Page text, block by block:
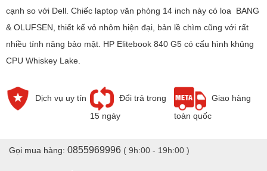
cạnh so với Dell. Chiếc laptop văn phòng 14 inch này có loa BANG
& OLUFSEN, thiết kế vỏ nhôm hiện đại, bản lề chìm cũng với rất
nhiều tính năng bảo mật. HP Elitebook 840 G5 có cấu hình khủng
CPU Whiskey Lake.
Dịch vụ uy tín
Đổi trả trong
15 ngày
Giao hàng
toàn quốc
Gọi mua hàng: 0855969996 ( 9h:00 - 19h:00 )